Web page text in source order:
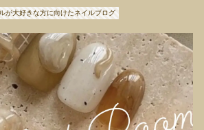
が大好きな方に向けたネイルブログ